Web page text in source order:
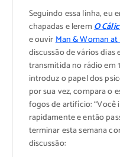
Seguindo essa linha, eu
chapadas e leremO
e ouvirMan & Woman
discussão de vários dias
transmitida no rádio em
introduz o papel dos
por sua vez, compara o
fogos de artifício:
rapidamente e então
terminar esta semana
discussão: